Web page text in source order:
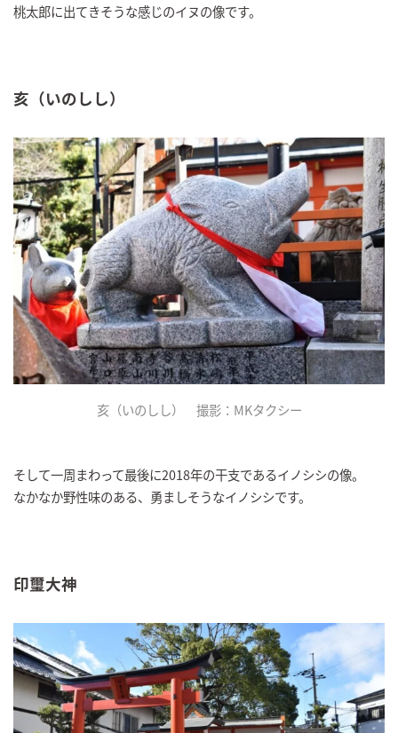
桃太郎に出てきそうな感じのイヌの像です。
亥（いのしし）
亥（いのしし） 撮影：MKタクシー
そして一周まわって最後に2018年の干支であるイノシシの像。
なかなか野性味のある、勇ましそうなイノシシです。
印璽大神